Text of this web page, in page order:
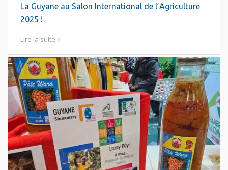
La Guyane au Salon International de l’Agriculture
2025 !
Lire la suite